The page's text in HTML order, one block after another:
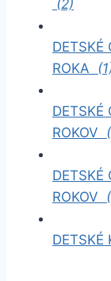
(2)
DETSKÉ
ROKA
DETSKÉ
ROKOV
DETSKÉ
ROKOV
DETSKÉ